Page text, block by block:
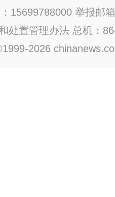
15699788000 举报邮
处置管理办法 总机：
2026